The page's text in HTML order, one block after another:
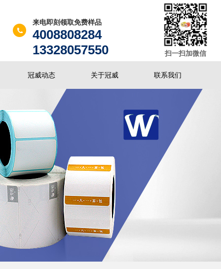
扫一扫加微信
来电即刻领取免费样品
4008808284
13328057550
冠威动态 关于冠威 联系我们